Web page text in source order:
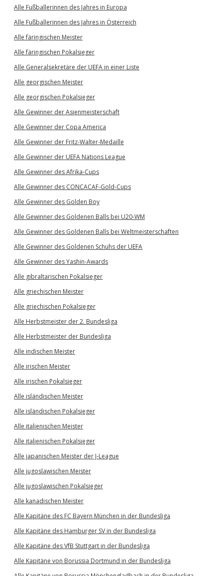
Alle Fußballerinnen des Jahres in Europa
Alle Fußballerinnen des Jahres in Österreich
Alle färingischen Meister
Alle färingischen Pokalsieger
Alle Generalsekretäre der UEFA in einer Liste
Alle georgischen Meister
Alle georgischen Pokalsieger
Alle Gewinner der Asienmeisterschaft
Alle Gewinner der Copa America
Alle Gewinner der Fritz-Walter-Medaille
Alle Gewinner der UEFA Nations League
Alle Gewinner des Afrika-Cups
Alle Gewinner des CONCACAF-Gold-Cups
Alle Gewinner des Golden Boy
Alle Gewinner des Goldenen Balls bei U20-WM
Alle Gewinner des Goldenen Balls bei Weltmeisterschaften
Alle Gewinner des Goldenen Schuhs der UEFA
Alle Gewinner des Yashin-Awards
Alle gibraltarischen Pokalsieger
Alle griechischen Meister
Alle griechischen Pokalsieger
Alle Herbstmeister der 2. Bundesliga
Alle Herbstmeister der Bundesliga
Alle indischen Meister
Alle irischen Meister
Alle irischen Pokalsieger
Alle isländischen Meister
Alle isländischen Pokalsieger
Alle italienischen Meister
Alle italienischen Pokalsieger
Alle japanischen Meister der J-League
Alle jugoslawischen Meister
Alle jugoslawischen Pokalsieger
Alle kanadischen Meister
Alle Kapitäne des FC Bayern München in der Bundesliga
Alle Kapitäne des Hamburger SV in der Bundesliga
Alle Kapitäne des VfB Stuttgart in der Bundesliga
Alle Kapitäne von Borussia Dortmund in der Bundesliga